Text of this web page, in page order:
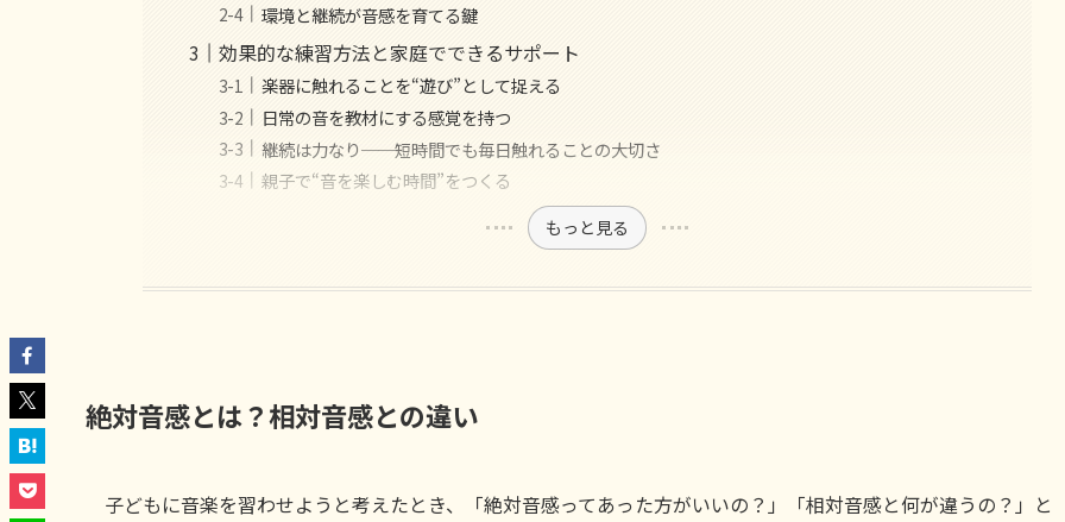
環境と継続が音感を育てる鍵
効果的な練習方法と家庭でできるサポート
楽器に触れることを“遊び”として捉える
日常の音を教材にする感覚を持つ
継続は力なり──短時間でも毎日触れることの大切さ
親子で“音を楽しむ時間”をつくる
もっと見る
絶対音感とは？相対音感との違い
子どもに音楽を習わせようと考えたとき、「絶対音感ってあった方がいいの？」「相対音感と何が違うの？」と